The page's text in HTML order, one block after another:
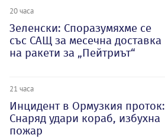
20 часа
Зеленски: Споразумяхме се
със САЩ за месечна доставка
на ракети за „Пейтриът“
21 часа
Инцидент в Ормузкия проток:
Снаряд удари кораб, избухна
пожар